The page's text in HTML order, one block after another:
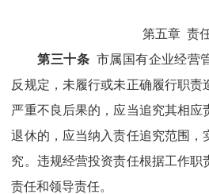
第五章 责
第三十条 市属国有企业经营
反规定，未履行或未正确履行职责
严重不良后果的，应当追究其相应
退休的，应当纳入责任追究范围，
究。违规经营投资责任根据工作职
责任和领导责任。